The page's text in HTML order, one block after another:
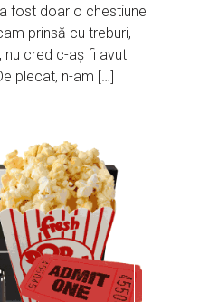
fost doar o chestiune
prinsă cu treburi,
nu cred c-aș fi avut
plecat, n-am […]